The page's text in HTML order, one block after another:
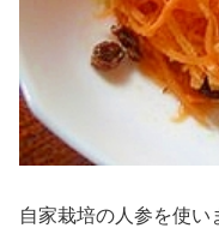
自家栽培の人参を使い